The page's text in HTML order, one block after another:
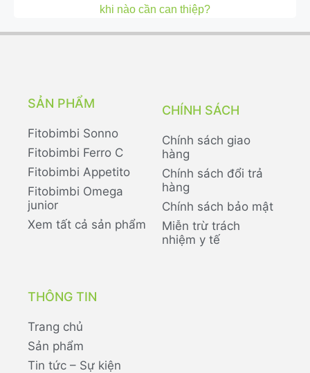
khi nào cần can thiệp?
SẢN PHẨM
Fitobimbi Sonno
Fitobimbi Ferro C
Fitobimbi Appetito
Fitobimbi Omega
junior
Xem tất cả sản phẩm
CHÍNH SÁCH
Chính sách giao
hàng
Chính sách đổi trả
hàng
Chính sách bảo mật
Miễn trừ trách
nhiệm y tế
THÔNG TIN
Trang chủ
Sản phẩm
Tin tức – Sự kiện